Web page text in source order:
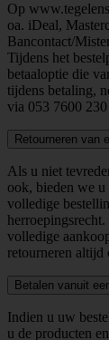
Op
oa. iDeal,
Bancontact/
Tijdens het
betaaloptie die
tijdens betaling,
via 053 7600 230
Retourneren van
Als u niet
ook, bieden we u
volledige
volledige
retourneren altijd
Betalen vanuit
Indien u uw
u de producten